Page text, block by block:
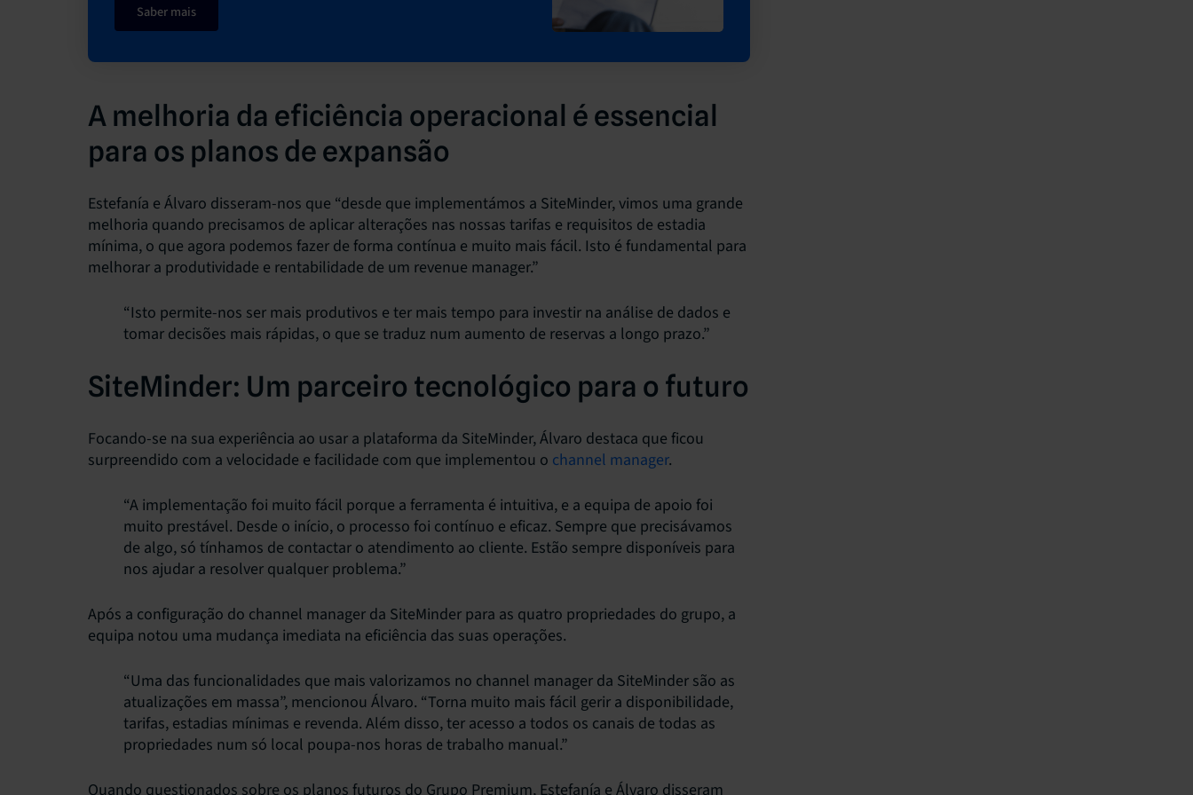
Saber mais
A melhoria da eficiência operacional é essencial
para os planos de expansão
Estefanía e Álvaro disseram-nos que “desde que implementámos a SiteMinder, vimos uma grande
melhoria quando precisamos de aplicar alterações nas nossas tarifas e requisitos de estadia
mínima, o que agora podemos fazer de forma contínua e muito mais fácil. Isto é fundamental para
melhorar a produtividade e rentabilidade de um revenue manager.”
“Isto permite-nos ser mais produtivos e ter mais tempo para investir na análise de dados e
tomar decisões mais rápidas, o que se traduz num aumento de reservas a longo prazo.”
SiteMinder: Um parceiro tecnológico para o futuro
Focando-se na sua experiência ao usar a plataforma da SiteMinder, Álvaro destaca que ficou
surpreendido com a velocidade e facilidade com que implementou o channel manager.
“A implementação foi muito fácil porque a ferramenta é intuitiva, e a equipa de apoio foi
muito prestável. Desde o início, o processo foi contínuo e eficaz. Sempre que precisávamos
de algo, só tínhamos de contactar o atendimento ao cliente. Estão sempre disponíveis para
nos ajudar a resolver qualquer problema.”
Após a configuração do channel manager da SiteMinder para as quatro propriedades do grupo, a
equipa notou uma mudança imediata na eficiência das suas operações.
“Uma das funcionalidades que mais valorizamos no channel manager da SiteMinder são as
atualizações em massa”, mencionou Álvaro. “Torna muito mais fácil gerir a disponibilidade,
tarifas, estadias mínimas e revenda. Além disso, ter acesso a todos os canais de todas as
propriedades num só local poupa-nos horas de trabalho manual.”
Quando questionados sobre os planos futuros do Grupo Premium, Estefanía e Álvaro disseram